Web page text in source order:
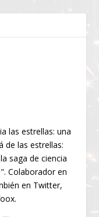
las estrellas: una
de las estrellas:
saga de ciencia
Colaborador en
en Twitter,